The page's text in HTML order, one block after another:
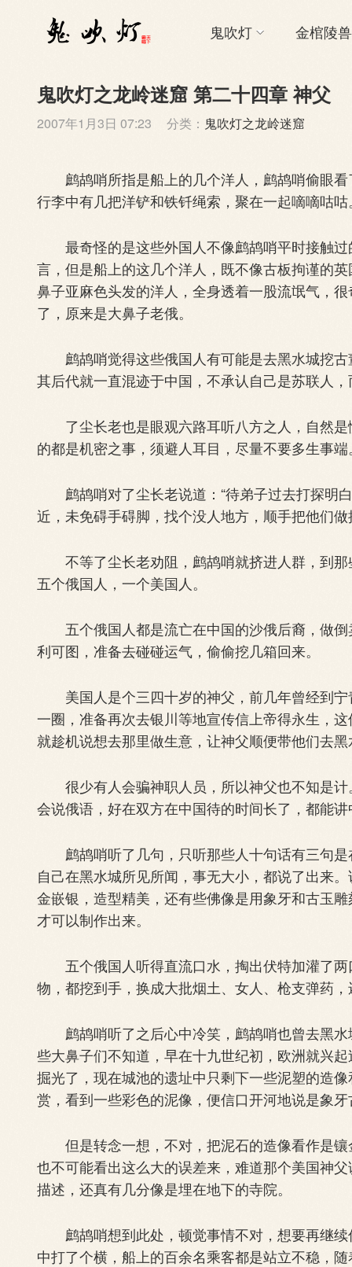
鬼吹灯 金棺陵兽
鬼吹灯之龙岭迷窟 第二十四章 神父
2007年1月3日 07:23 分类： 鬼吹灯之龙岭迷窟
鹧鸪哨所指是船上的几个洋人，鹧鸪哨偷眼看
行李中有几把洋铲和铁钎绳索，聚在一起嘀嘀咕咕
最奇怪的是这些外国人不像鹧鸪哨平时接触过
言，但是船上的这几个洋人，既不像古板拘谨的
鼻子亚麻色头发的洋人，全身透着一股流氓气，
了，原来是大鼻子老俄。
鹧鸪哨觉得这些俄国人有可能是去黑水城挖古
其后代就一直混迹于中国，不承认自己是苏联人
了尘长老也是眼观六路耳听八方之人，自然是
的都是机密之事，须避人耳目，尽量不要多生事端
鹧鸪哨对了尘长老说道：“待弟子过去打探明
近，未免碍手碍脚，找个没人地方，顺手把他们
不等了尘长老劝阻，鹧鸪哨就挤进人群，到那
五个俄国人，一个美国人。
五个俄国人都是流亡在中国的沙俄后裔，做倒
利可图，准备去碰碰运气，偷偷挖几箱回来。
美国人是个三四十岁的神父，前几年曾经到宁
一圈，准备再次去银川等地宣传信上帝得永生，
就趁机说想去那里做生意，让神父顺便带他们去
很少有人会骗神职人员，所以神父也不知是计
会说俄语，好在双方在中国待的时间长了，都能
鹧鸪哨听了几句，只听那些人十句话有三句是
自己在黑水城所见所闻，事无大小，都说了出来
金嵌银，造型精美，还有些佛像是用象牙和古玉
才可以制作出来。
五个俄国人听得直流口水，掏出伏特加灌了两
物，都挖到手，换成大批烟土、女人、枪支弹药
鹧鸪哨听了之后心中冷笑，鹧鸪哨也曾去黑水
些大鼻子们不知道，早在十九世纪初，欧洲就兴
掘光了，现在城池的遗址中只剩下一些泥塑的造
赏，看到一些彩色的泥像，便信口开河地说是象
但是转念一想，不对，把泥石的造像看作是镶
也不可能看出这么大的误差来，难道那个美国神
描述，还真有几分像是埋在地下的寺院。
鹧鸪哨想到此处，顿觉事情不对，想要再继续
中打了个横，船上的百余名乘客都是站立不稳，